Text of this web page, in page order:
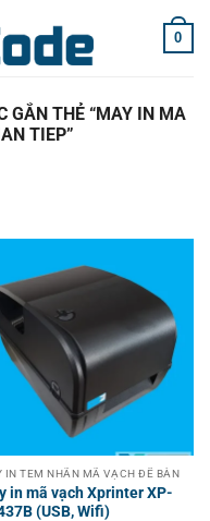
0
GẮN THẺ “MAY IN MA
TIEP”
IN TEM NHÃN MÃ VẠCH ĐỂ BÀN
in mã vạch Xprinter XP-
(USB, Wifi)